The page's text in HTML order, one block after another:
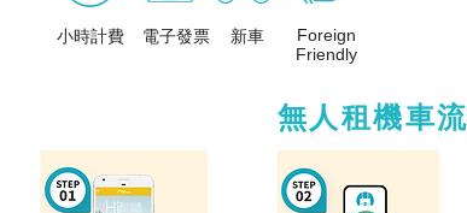
屏東、租機車、火車站、推薦、dcard、ptt、共享機車、價格、機車、租乙、租汽車、租車、費用、潮州、出租、多少、屏東、租機車、火車站
ptt、屏東租機車dcard、屏東火車站租車推薦、屏東租機車甲租乙還、屏東租機車多少錢、屏東租機車推薦、屏東火車站租機車推薦、屏東共享機
屏東租機車、屏東租汽車、潮州火車站租機車價格、屏東共享機車、屏東火車站機車出租、屏東租機車費用ㄒ屏東火車站租機車ptt、屏東租機車
車、屏東火車站機車出租、屏東租機車費用ㄒ屏東火車站租機車ptt、屏東租機車dcard、屏東火車站租車推薦、屏東租機車甲租乙還、屏東租機
屏東租機車、屏東租汽車、潮州火車站租機車價格、屏東共享機車、屏東火車站機車出租、屏東租機車費用ㄒ屏東火車站租機車ptt、屏東租機
車、屏東火車站機車出租、屏東租機車費用ㄒ屏東火車站租機車ptt、屏東租機車dcard、屏東火車站租車推薦、屏東租機車甲租乙還、屏東租機
ptt、屏東租機車dcard、屏東火車站租車推薦、屏東租機車甲租乙還、屏東租機車多少錢、屏東租機車推薦、屏東火車站租機車推薦、屏東共享機
無人租機車
小時計費 電子發票 新車
Foreign
Friendly